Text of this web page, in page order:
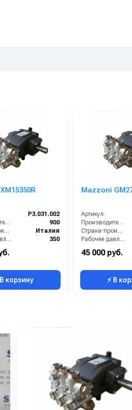
P3.031.002
Производительность (л/ч):
900
Страна-производитель:
Италия
Рабочее давление (бар):
350
Мощность (кВт):
В корзину
Mazzoni
Артикул:
Производительность (л/ч):
Страна-производитель:
Рабочее давление (бар):
Мощность (кВт):
Масса (кг):
45 000 руб.
⚡ В